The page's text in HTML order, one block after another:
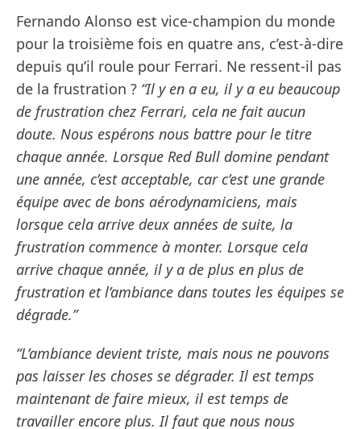
Fernando Alonso est vice-champion du monde
pour la troisième fois en quatre ans, c’est-à-dire
depuis qu’il roule pour Ferrari. Ne ressent-il pas
de la frustration ? “Il y en a eu, il y a eu beaucoup
de frustration chez Ferrari, cela ne fait aucun
doute. Nous espérons nous battre pour le titre
chaque année. Lorsque Red Bull domine pendant
une année, c’est acceptable, car c’est une grande
équipe avec de bons aérodynamiciens, mais
lorsque cela arrive deux années de suite, la
frustration commence à monter. Lorsque cela
arrive chaque année, il y a de plus en plus de
frustration et l’ambiance dans toutes les équipes se
dégrade.”
“L’ambiance devient triste, mais nous ne pouvons
pas laisser les choses se dégrader. Il est temps
maintenant de faire mieux, il est temps de
travailler encore plus. Il faut que nous nous